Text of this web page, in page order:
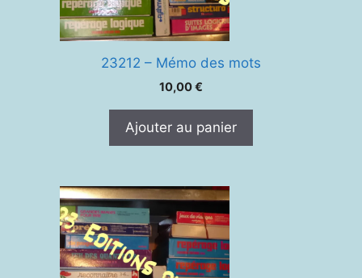
23212 – Mémo des mots
10,00€
Ajouter au panier